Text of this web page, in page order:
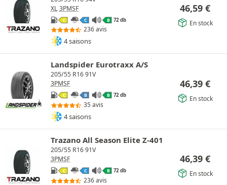
XL 3PMSF
C C B 72 db
236 avis
4 saisons
46,59 €
En stock
Landspider Eurotraxx A/S
205/55 R16 91V
3PMSF
C B B 72 db
35 avis
4 saisons
46,39 €
En stock
Trazano All Season Elite Z-401
205/55 R16 91V
3PMSF
C C B 72 db
236 avis
46,39 €
En stock